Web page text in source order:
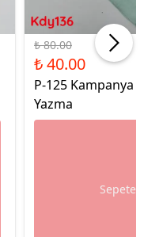
%50 İndirim
₺ 80.00
₺ 40.00
P-125 Kampanya
Yazma
Sepete